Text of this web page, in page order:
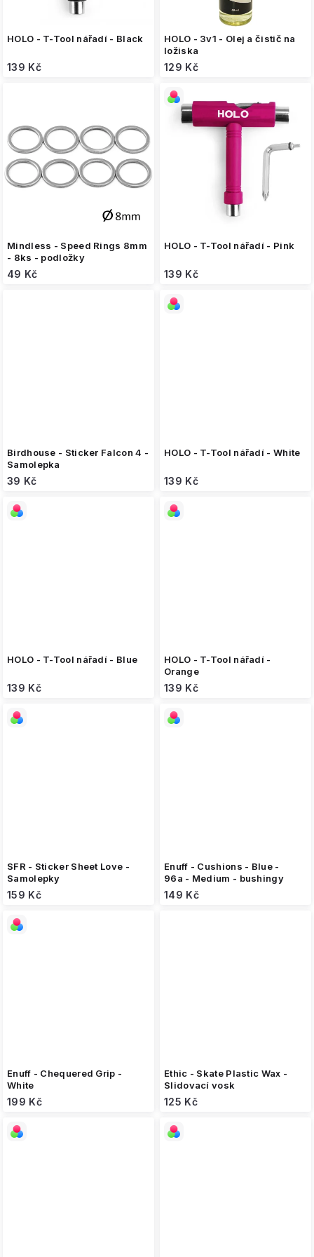
HOLO - T-Tool nářadí - Black
139 Kč
HOLO - 3v1 - Olej a čistič na
ložiska
129 Kč
Mindless - Speed Rings 8mm
- 8ks - podložky
49 Kč
HOLO - T-Tool nářadí - Pink
139 Kč
Birdhouse - Sticker Falcon 4 -
Samolepka
39 Kč
HOLO - T-Tool nářadí - White
139 Kč
HOLO - T-Tool nářadí - Blue
139 Kč
HOLO - T-Tool nářadí -
Orange
139 Kč
SFR - Sticker Sheet Love -
Samolepky
159 Kč
Enuff - Cushions - Blue -
96a - Medium - bushingy
149 Kč
Enuff - Chequered Grip -
White
199 Kč
Ethic - Skate Plastic Wax -
Slidovací vosk
125 Kč